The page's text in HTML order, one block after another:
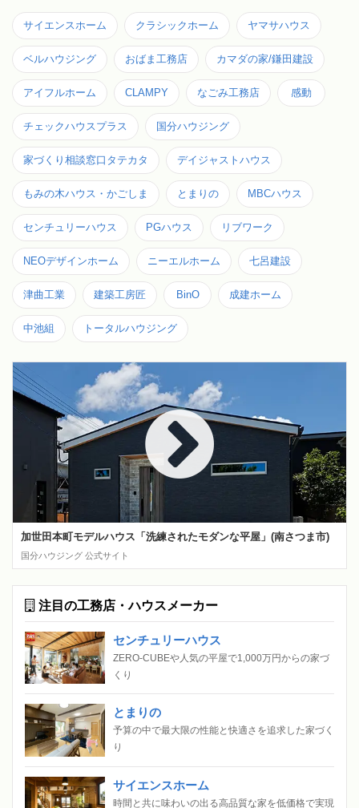
サイエンスホーム クラシックホーム ヤマサハウス
ベルハウジング おばま工務店 カマダの家/鎌田建設
アイフルホーム CLAMPY なごみ工務店 感動
チェックハウスプラス 国分ハウジング
家づくり相談窓口タテカタ デイジャストハウス
もみの木ハウス・かごしま とまりの MBCハウス
センチュリーハウス PGハウス リブワーク
NEOデザインホーム ニーエルホーム 七呂建設
津曲工業 建築工房匠 BinO 成建ホーム
中池組 トータルハウジング
加世田本町モデルハウス「洗練されたモダンな平屋」(南さつま市)
国分ハウジング 公式サイト
注目の工務店・ハウスメーカー
センチュリーハウス
ZERO-CUBEや人気の平屋で1,000万円からの家づ
くり
とまりの
予算の中で最大限の性能と快適さを追求した家づく
り
サイエンスホーム
時間と共に味わいの出る高品質な家を低価格で実現